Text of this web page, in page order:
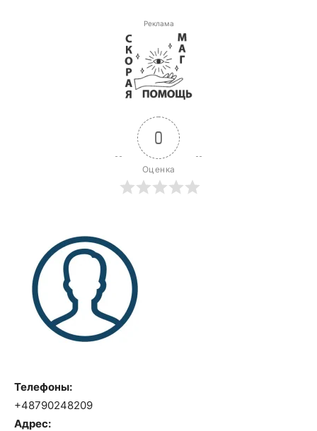
Реклама
0
Оценка
Телефоны:
+48790248209
Адрес: